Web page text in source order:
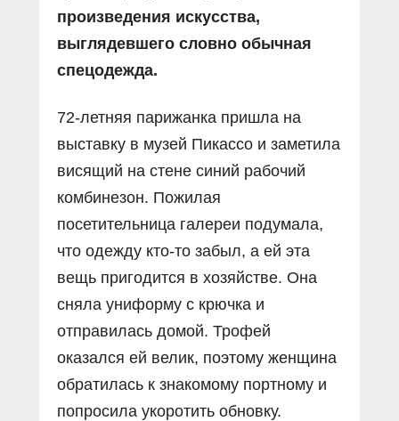
произведения искусства,
выглядевшего словно обычная
спецодежда.
72-летняя парижанка пришла на
выставку в музей Пикассо и заметила
висящий на стене синий рабочий
комбинезон. Пожилая
посетительница галереи подумала,
что одежду кто-то забыл, а ей эта
вещь пригодится в хозяйстве. Она
сняла униформу с крючка и
отправилась домой. Трофей
оказался ей велик, поэтому женщина
обратилась к знакомому портному и
попросила укоротить обновку.